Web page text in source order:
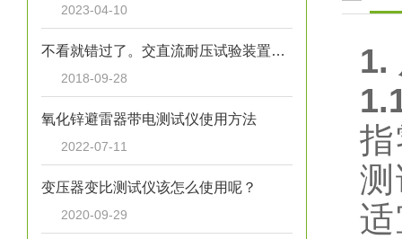
2023-04-10
不看就错过了。交直流耐压试验装置的特征大全
2018-09-28
氧化锌避雷器带电测试仪使用方法
2022-07-11
变压器变比测试仪该怎么使用呢？
2020-09-29
1.